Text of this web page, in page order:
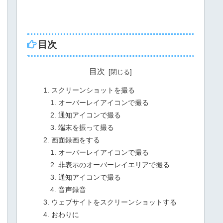
目次
目次
スクリーンショットを撮る
オーバーレイアイコンで撮る
通知アイコンで撮る
端末を振って撮る
画面録画をする
オーバーレイアイコンで撮る
非表示のオーバーレイエリアで撮る
通知アイコンで撮る
音声録音
ウェブサイトをスクリーンショットする
おわりに